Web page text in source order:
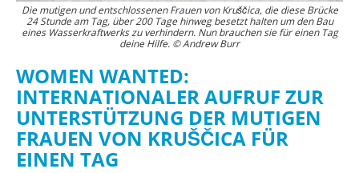
Die mutigen und entschlossenen Frauen von Kruščica, die diese Brücke
24 Stunde am Tag, über 200 Tage hinweg besetzt halten um den Bau
eines Wasserkraftwerks zu verhindern. Nun brauchen sie für einen Tag
deine Hilfe. © Andrew Burr
WOMEN WANTED:
INTERNATIONALER AUFRUF ZUR
UNTERSTÜTZUNG DER MUTIGEN
FRAUEN VON KRUŠČICA FÜR
EINEN TAG